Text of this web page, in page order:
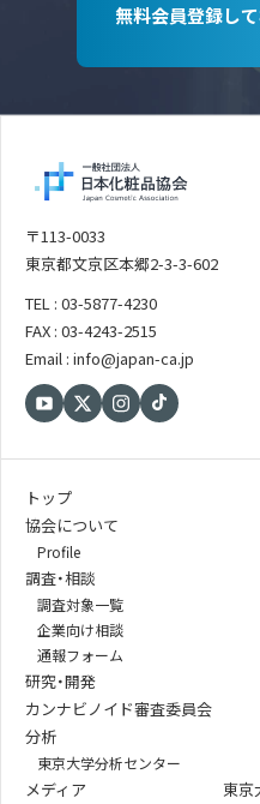
無料会員登録し
〒113-0033
東京都文京区本郷2-3-3-602
TEL : 03-5877-4230
FAX : 03-4243-2515
Email : info@japan-ca.jp
トップ
協会について
Profile
調査・相談
調査対象一覧
企業向け相談
通報フォーム
研究・開発
カンナビノイド審査委員会
分析
東京大学分析センター
メディア
東京